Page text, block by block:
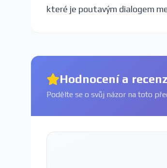
které je poutavým dialogem
Hodnocení a
Podělte se o svůj názor na toto